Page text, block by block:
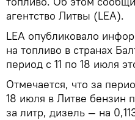
агентство Литвы (LEA).
LEA опубликовало
на топливо в странах
период с 11 по 18 июля
Отмечается, что за
18 июля в Литве бензин
за литр, дизель — на